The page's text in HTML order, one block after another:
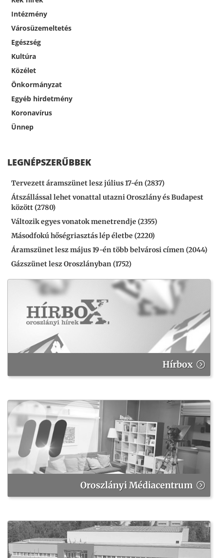
Intézmény
Városüzemeltetés
Egészség
Kultúra
Közélet
Önkormányzat
Egyéb hirdetmény
Koronavírus
Ünnep
LEGNÉPSZERŰBBEK
Tervezett áramszünet lesz július 17-én (2837)
Átszállással lehet vonattal utazni Oroszlány és Budapest
között (2780)
Változik egyes vonatok menetrendje (2355)
Másodfokú hőségriasztás lép életbe (2220)
Áramszünet lesz május 19-én több belvárosi címen (2044)
Gázszünet lesz Oroszlányban (1752)
Hírbox
Oroszlányi Médiacentrum